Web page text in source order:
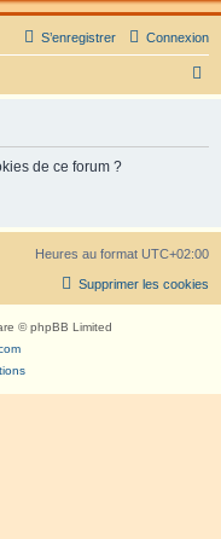
Connexion
S’enregistrer
e
de ce forum ?
Heures au format UTC+02:00
Supprimer les cookies
© phpBB Limited